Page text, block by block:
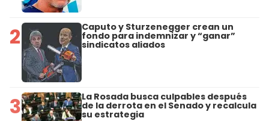
2 Caputo y Sturzenegger crean un
fondo para indemnizar y “ganar”
sindicatos aliados
3 La Rosada busca culpables después
de la derrota en el Senado y recalcula
su estrategia